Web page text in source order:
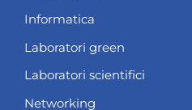
Informatica
Laboratori green
Laboratori scientifici
Networking